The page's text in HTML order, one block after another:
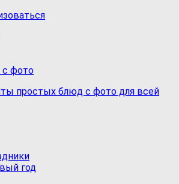
фото
простых блюд с фото для всей
год